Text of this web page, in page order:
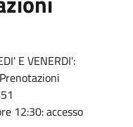
E VENERDI':
12:30: accesso